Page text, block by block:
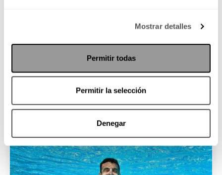
Mostrar detalles
Permitir todas
Permitir la selección
Denegar